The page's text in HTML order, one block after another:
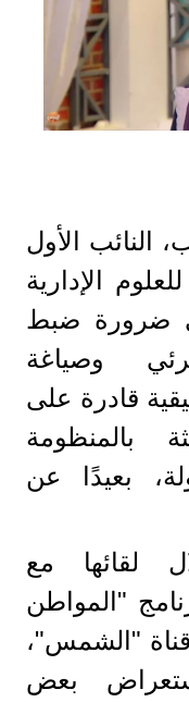
النائب الأول
الإدارية
ضرورة ضبط
وصياغة
قادرة على
بالمنظومة
بعيدًا عن
لقائها مع
"المواطن
"الشمس"،
بعض